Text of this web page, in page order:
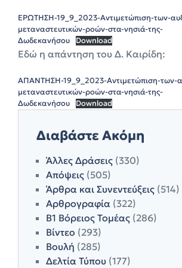
ΕΡΩΤΗΣΗ-19_9_2023-Αντιμετώπιση-των-
μεταναστευτικών-ροών-στα-νησιά-της-
Δωδεκανήσου
Download
Εδώ η απάντηση του Δ. Καιρίδη:
ΑΠΑΝΤΗΣΗ-19_9_2023-Αντιμετώπιση-των-
μεταναστευτικών-ροών-στα-νησιά-της-
Δωδεκανήσου
Download
Διαβάστε Ακόμη
Άλλες Δράσεις (330)
Απόψεις (505)
Άρθρα και Συνεντεύξεις (514)
Αρθρογραφία (322)
Β1 Βόρειος Τομέας (286)
Βίντεο (293)
Βουλή (285)
Δελτία Τύπου (177)